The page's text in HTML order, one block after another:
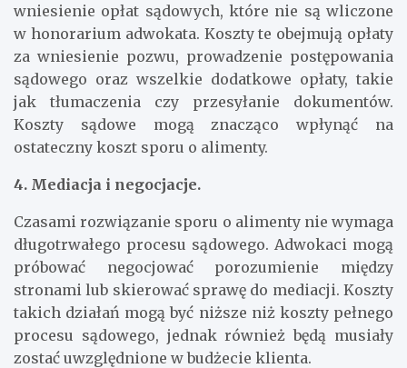
wniesienie opłat sądowych, które nie są wliczone
w honorarium adwokata. Koszty te obejmują opłaty
za wniesienie pozwu, prowadzenie postępowania
sądowego oraz wszelkie dodatkowe opłaty, takie
jak tłumaczenia czy przesyłanie dokumentów.
Koszty sądowe mogą znacząco wpłynąć na
ostateczny koszt sporu o alimenty.
4. Mediacja i negocjacje.
Czasami rozwiązanie sporu o alimenty nie wymaga
długotrwałego procesu sądowego. Adwokaci mogą
próbować negocjować porozumienie między
stronami lub skierować sprawę do mediacji. Koszty
takich działań mogą być niższe niż koszty pełnego
procesu sądowego, jednak również będą musiały
zostać uwzględnione w budżecie klienta.